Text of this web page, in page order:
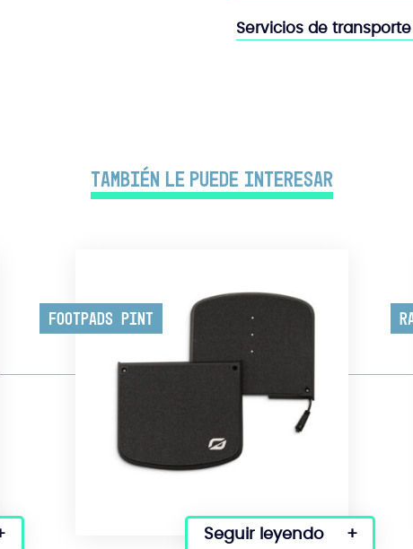
Servicios de transporte
También le puede interesar
Footpads Pint
Seguir leyendo